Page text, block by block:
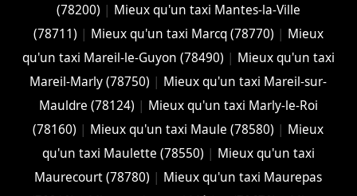
(78200) | Mieux qu'un taxi Mantes-la-Ville
(78711) | Mieux qu'un taxi Marcq (78770) | Mieux
qu'un taxi Mareil-le-Guyon (78490) | Mieux qu'un taxi
Mareil-Marly (78750) | Mieux qu'un taxi Mareil-sur-
Mauldre (78124) | Mieux qu'un taxi Marly-le-Roi
(78160) | Mieux qu'un taxi Maule (78580) | Mieux
qu'un taxi Maulette (78550) | Mieux qu'un taxi
Maurecourt (78780) | Mieux qu'un taxi Maurepas